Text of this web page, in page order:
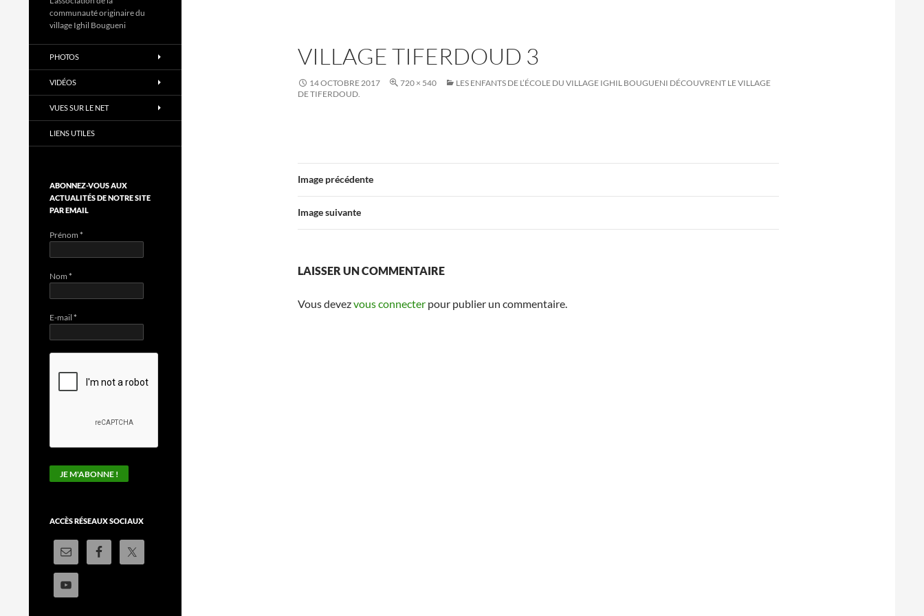
VILLAGE TIFERDOUD 3
14 OCTOBRE 2017 720 × 540
LES ENFANTS DE L’ÉCOLE DU VILLAGE IGHIL BOUGUENI DÉCOUVRENT LE VILLAGE
DE TIFERDOUD.
Image précédente
Image suivante
LAISSER UN COMMENTAIRE
Vous devezvous connecter pour publier un commentaire.
communauté originaire du
village Ighil Bougueni
PHOTOS
VIDÉOS
VUES SUR LE NET
LIENS UTILES
ABONNEZ-VOUS AUX
ACTUALITÉS DE NOTRE SITE
PAR EMAIL
Prénom *
Nom *
E-mail *
ACCÈS RÉSEAUX SOCIAUX